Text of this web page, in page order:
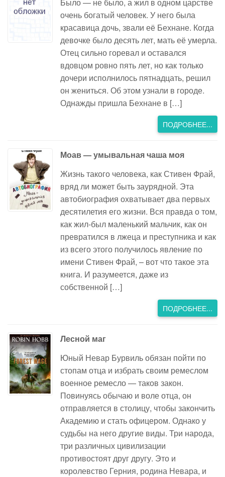
очень богатый человек. У него была
красавица дочь, звали её Бехнане. Когда
девочке было десять лет, мать её умерла.
Отец сильно горевал и оставался
вдовцом ровно пять лет, но как только
дочери исполнилось пятнадцать, решил
он жениться. Об этом узнали в городе.
Однажды пришла Бехнане в […]
ПОДРОБНЕЕ...
Моав — умывальная чаша моя
Жизнь такого человека, как Стивен Фрай,
вряд ли может быть заурядной. Эта
автобиография охватывает два первых
десятилетия его жизни. Вся правда о том,
как жил-был маленький мальчик, как он
превратился в лжеца и преступника и как
из всего этого получилось явление по
имени Стивен Фрай, – вот что такое эта
книга. И разумеется, даже из
собственной […]
ПОДРОБНЕЕ...
Лесной маг
Юный Невар Бурвиль обязан пойти по
стопам отца и избрать своим ремеслом
военное ремесло — таков закон.
Повинуясь обычаю и воле отца, он
отправляется в столицу, чтобы закончить
Академию и стать офицером. Однако у
судьбы на него другие виды. Три народа,
три различных цивилизации
противостоят друг другу. Это и
королевство Герния, родина Невара, и